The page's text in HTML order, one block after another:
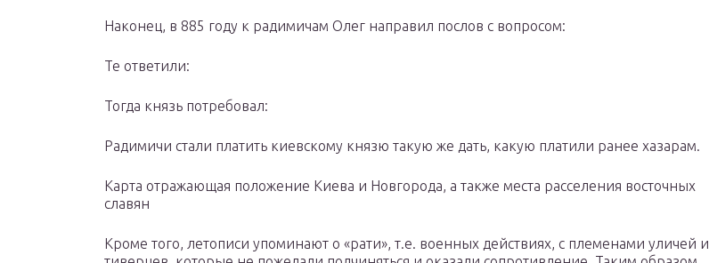
Наконец, в 885 году к радимичам Олег направил послов с вопросом:
Те ответили:
Тогда князь потребовал:
Радимичи стали платить киевскому князю такую же дать, какую платили ранее хазарам.
Карта отражающая положение Киева и Новгорода, а также места расселения восточных
славян
Кроме того, летописи упоминают о «рати», т.е. военных действиях, с племенами уличей и